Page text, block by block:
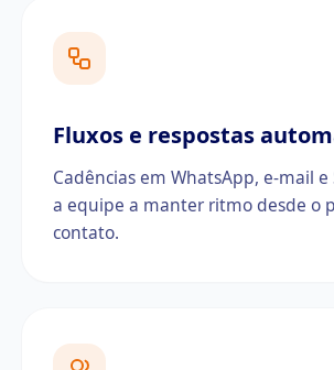
Fluxos e respostas
Cadências em WhatsApp, e-mail
a equipe a manter ritmo desde o
contato.